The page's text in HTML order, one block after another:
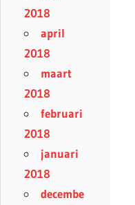
2018
april
2018
maart
2018
februari
2018
januari
2018
decembe